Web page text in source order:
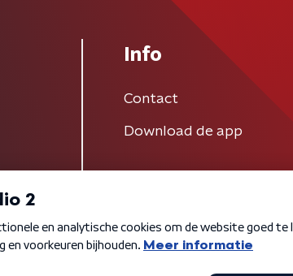
Info
Contact
Download de app